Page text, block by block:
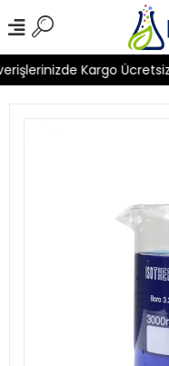
Kargo Ücretsiz!